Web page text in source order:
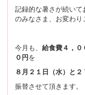
記録的な暑さが続い
のみなさま、お変わり
今月も、 給食費４，０
０円を
８月２１日（水）と２
振替させて頂きます。